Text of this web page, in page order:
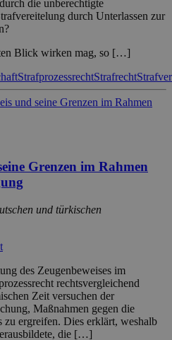
die unberechtigte
durch Unterlassen zur
Blick wirken mag, so […]
StrafprozessrechtStrafrecht
Grenzen im Rahmen
und türkischen
des Zeugenbeweises im
rechtsvergleichend
Zeit versuchen der
Maßnahmen gegen die
zu ergreifen. Dies erklärt, weshalb
die […]